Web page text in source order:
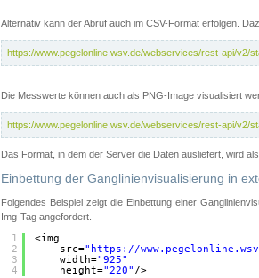
Alternativ kann der Abruf auch im CSV-Format erfolgen.
https://www.pegelonline.wsv.de/webservices/rest-api/v2/
Die Messwerte können auch als PNG-Image visualisiert
https://www.pegelonline.wsv.de/webservices/rest-api/v2/
Das Format, in dem der Server die Daten ausliefert, wird
Einbettung der Ganglinienvisualisierung in
Folgendes Beispiel zeigt die Einbettung einer
Img-Tag angefordert.
1
2
3
4
<img
src=" https://
width="925"
height="220" />